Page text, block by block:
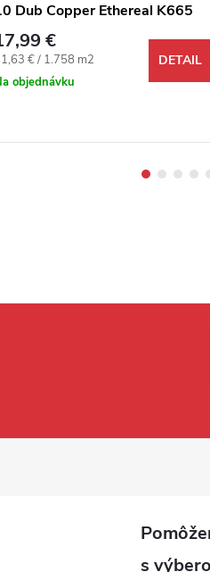
Dub Copper Ethereal K665
€
cena:
€ / 1.758 m2
objednávku
DETAIL